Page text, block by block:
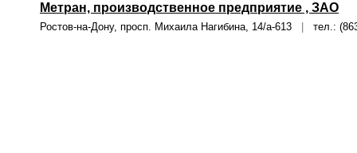
Метран, производственное предприятие , ЗАО
Ростов-на-Дону, просп. Михаила Нагибина, 14/а-613 тел.: